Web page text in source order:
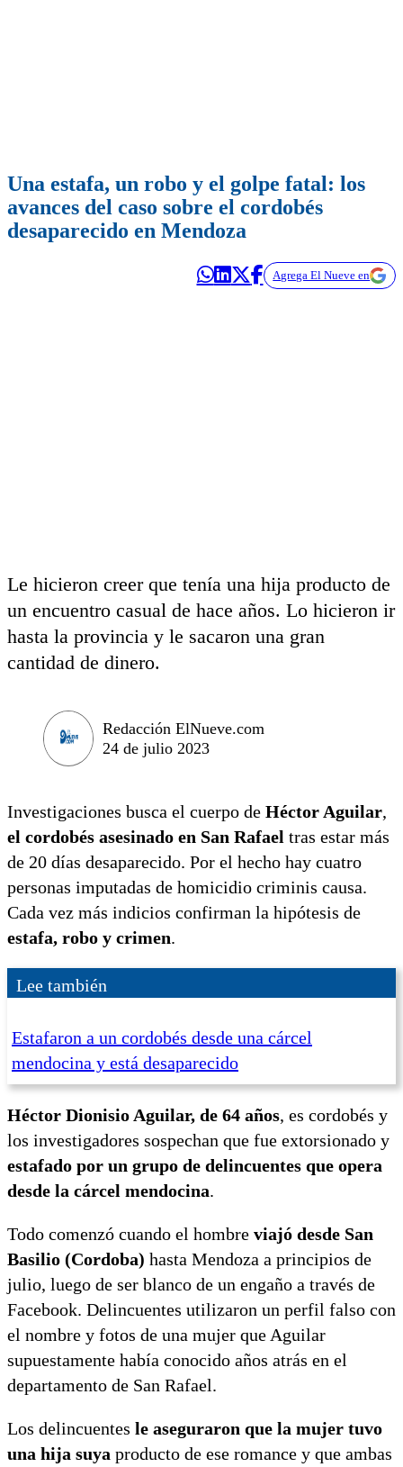
Una estafa, un robo y el golpe fatal: los
avances del caso sobre el cordobés
desaparecido en Mendoza
Agrega El Nueve en
Le hicieron creer que tenía una hija producto de
un encuentro casual de hace años. Lo hicieron ir
hasta la provincia y le sacaron una gran
cantidad de dinero.
Redacción ElNueve.com
24 de julio 2023
Investigaciones busca el cuerpo de Héctor Aguilar,
el cordobés asesinado en San Rafael tras estar más
de 20 días desaparecido. Por el hecho hay cuatro
personas imputadas de homicidio criminis causa.
Cada vez más indicios confirman la hipótesis de
estafa, robo y crimen.
Lee también
Estafaron a un cordobés desde una cárcel
mendocina y está desaparecido
Héctor Dionisio Aguilar, de 64 años, es cordobés y
los investigadores sospechan que fue extorsionado y
estafado por un grupo de delincuentes que opera
desde la cárcel mendocina.
Todo comenzó cuando el hombre viajó desde San
Basilio (Cordoba) hasta Mendoza a principios de
julio, luego de ser blanco de un engaño a través de
Facebook. Delincuentes utilizaron un perfil falso con
el nombre y fotos de una mujer que Aguilar
supuestamente había conocido años atrás en el
departamento de San Rafael.
Los delincuentes le aseguraron que la mujer tuvo
una hija suya producto de ese romance y que ambas